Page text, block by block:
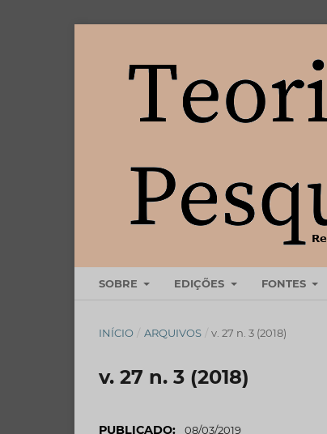
SOBRE EDIÇÕES FONTES
INÍCIO / ARQUIVOS / v. 27 n. 3 (2018)
v. 27 n. 3 (2018)
PUBLICADO: 08/03/2019